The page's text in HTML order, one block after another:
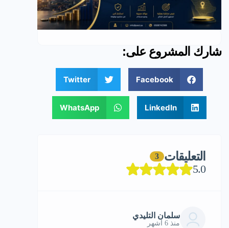
شارك المشروع على:
Facebook
Twitter
LinkedIn
WhatsApp
التعليقات 3
5.0
سلمان التليدي
منذ 6 أشهر